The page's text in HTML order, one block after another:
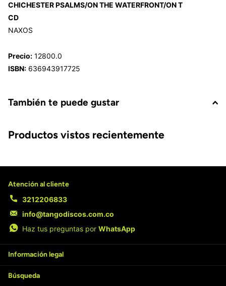
CHICHESTER PSALMS/ON THE WATERFRONT/ON T
CD
NAXOS
Precio: 12800.0
ISBN: 636943917725
También te puede gustar
Productos vistos recientemente
Atención al cliente
3212206833
info@tangodiscos.com.co
Haz tus preguntas por WhatsApp
Información legal
Búsqueda